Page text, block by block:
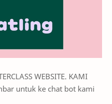
WEBSITE. KAMI
untuk ke chat bot kami